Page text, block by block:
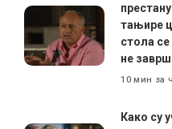
тањире
стола
не
10 мин за
Како су